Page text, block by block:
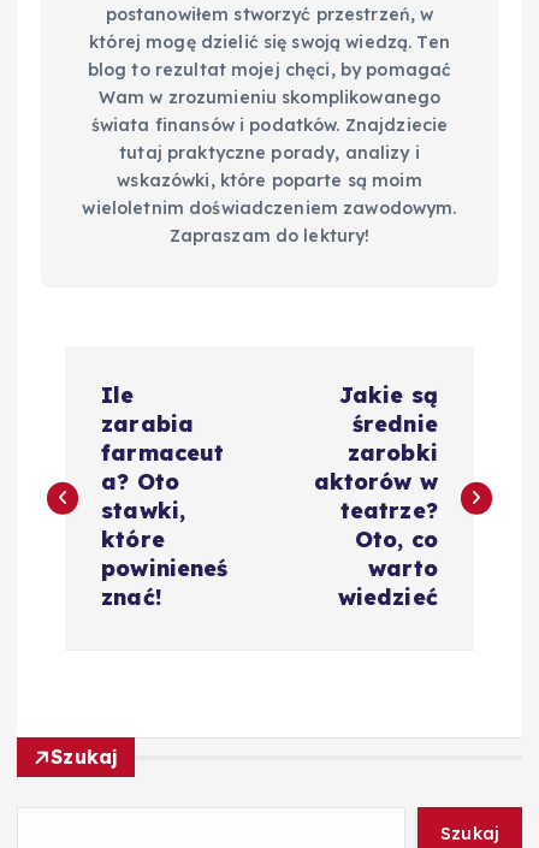
postanowiłem stworzyć przestrzeń, w
której mogę dzielić się swoją wiedzą. Ten
blog to rezultat mojej chęci, by pomagać
Wam w zrozumieniu skomplikowanego
świata finansów i podatków. Znajdziecie
tutaj praktyczne porady, analizy i
wskazówki, które poparte są moim
wieloletnim doświadczeniem zawodowym.
Zapraszam do lektury!
w
c
j
Ile
zarabia
farmaceut
a? Oto
stawki,
które
powinieneś
znać!
Jakie są
średnie
zarobki
aktorów w
teatrze?
Oto, co
warto
wiedzieć
Szukaj
Szukaj